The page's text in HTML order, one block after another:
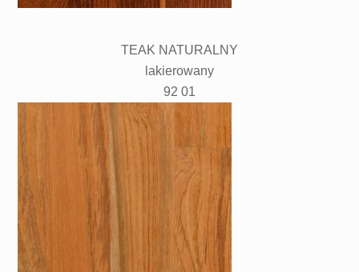
TEAK NATURALNY
lakierowany
92 01